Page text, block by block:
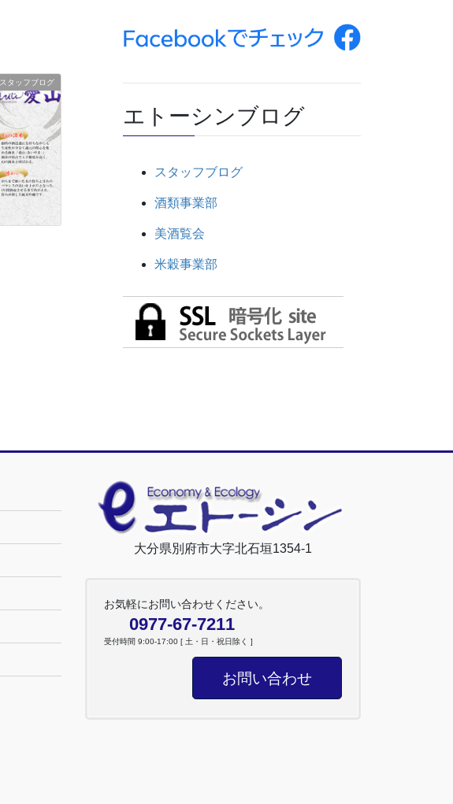
スタッフブログ
エトーシンブログ
スタッフブログ
酒類事業部
美酒覧会
米穀事業部
大分県別府市大字北石垣1354-1
お気軽にお問い合わせください。
0977-67-7211
受付時間 9:00-17:00 [ 土・日・祝日除く ]
お問い合わせ